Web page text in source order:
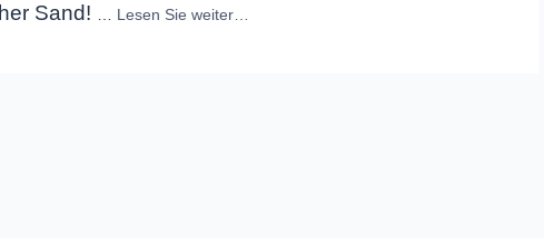
Sand!
Lesen Sie weiter…